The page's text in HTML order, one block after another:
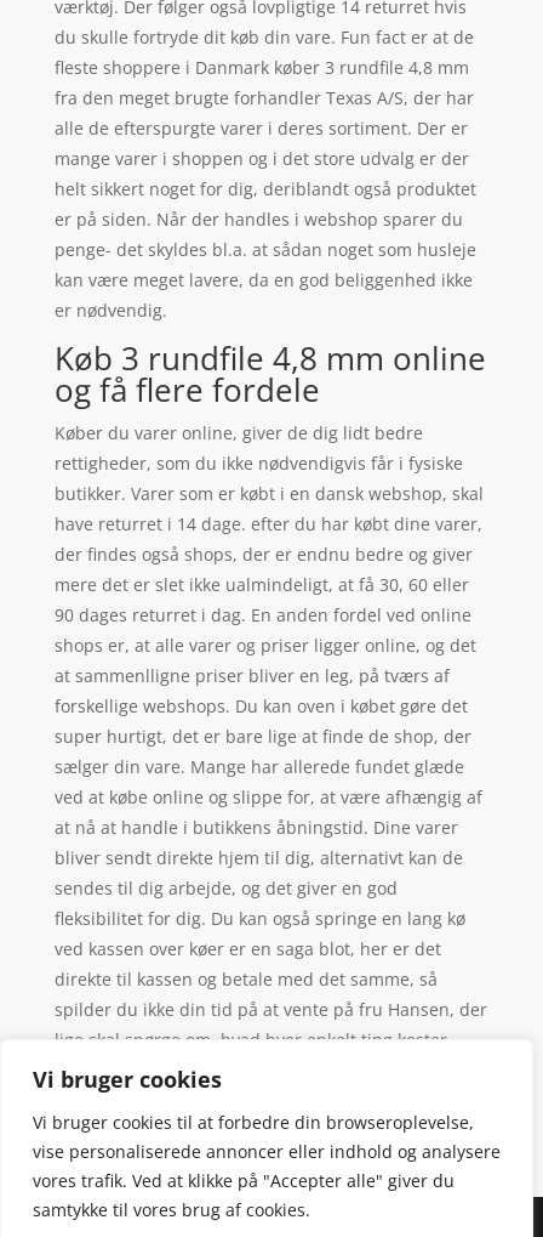
Vi bruger cookies
Vi bruger cookies til at forbedre din browseroplevelse,
vise personaliserede annoncer eller indhold og analysere
vores trafik. Ved at klikke på "Accepter alle" giver du
samtykke til vores brug af cookies.
værktøj. Der følger også lovpligtige 14 returret hvis
du skulle fortryde dit køb din vare. Fun fact er at de
fleste shoppere i Danmark køber 3 rundfile 4,8 mm
fra den meget brugte forhandler Texas A/S, der har
alle de efterspurgte varer i deres sortiment. Der er
mange varer i shoppen og i det store udvalg er der
helt sikkert noget for dig, deriblandt også produktet
er på siden. Når der handles i webshop sparer du
penge- det skyldes bl.a. at sådan noget som husleje
kan være meget lavere, da en god beliggenhed ikke
er nødvendig.
Køb 3 rundfile 4,8 mm online
og få flere fordele
Køber du varer online, giver de dig lidt bedre
rettigheder, som du ikke nødvendigvis får i fysiske
butikker. Varer som er købt i en dansk webshop, skal
have returret i 14 dage. efter du har købt dine varer,
der findes også shops, der er endnu bedre og giver
mere det er slet ikke ualmindeligt, at få 30, 60 eller
90 dages returret i dag. En anden fordel ved online
shops er, at alle varer og priser ligger online, og det
at sammenlligne priser bliver en leg, på tværs af
forskellige webshops. Du kan oven i købet gøre det
super hurtigt, det er bare lige at finde de shop, der
sælger din vare. Mange har allerede fundet glæde
ved at købe online og slippe for, at være afhængig af
at nå at handle i butikkens åbningstid. Dine varer
bliver sendt direkte hjem til dig, alternativt kan de
sendes til dig arbejde, og det giver en god
fleksibilitet for dig. Du kan også springe en lang kø
ved kassen over køer er en saga blot, her er det
direkte til kassen og betale med det samme, så
spilder du ikke din tid på at vente på fru Hansen, der
lige skal spørge om, hvad hver enkelt ting koster.